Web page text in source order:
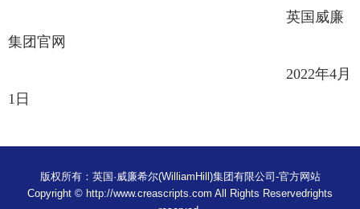
英国威廉
集团官网
2022年4月
1 日
版权所有：英国·威廉希尔(WilliamHill)集团有限公司-官方网站
Copyright © http://www.creascripts.com All Rights Reservedrights